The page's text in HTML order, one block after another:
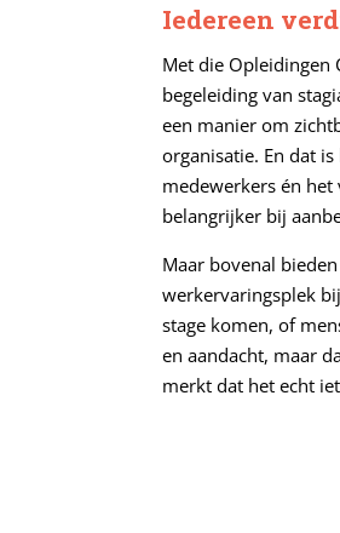
Iedereen
Met die Opleidingen
begeleiding van
een manier om
organisatie. En dat
medewerkers én
belangrijker bij
Maar bovenal
werkervaringsplek
stage komen, of
en aandacht, maar
merkt dat het echt